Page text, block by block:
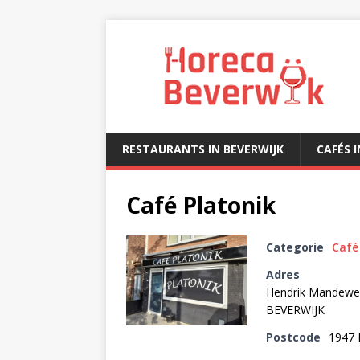
RESTAURANTS IN BEVERWIJK CAFÉS
Café Platonik
Categorie
Café
Adres
Hendrik
BEVERWIJK
Postcode
1947